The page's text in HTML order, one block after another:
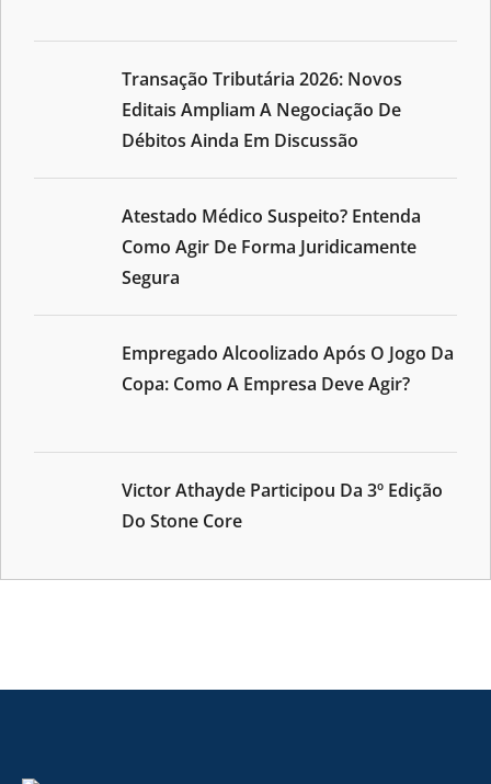
Transação Tributária 2026: Novos
Editais Ampliam A Negociação De
Débitos Ainda Em Discussão
Atestado Médico Suspeito? Entenda
Como Agir De Forma Juridicamente
Segura
Empregado Alcoolizado Após O Jogo Da
Copa: Como A Empresa Deve Agir?
Victor Athayde Participou Da 3º Edição
Do Stone Core